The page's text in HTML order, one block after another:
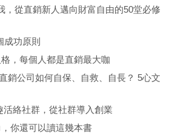
，從直銷新人邁向財富自由的50堂必修
成功原則
，每個人都是直銷最大咖
公司如何自保、自救、自長？ 5心文
活絡社群，從社群導入創業
你還可以讀這幾本書